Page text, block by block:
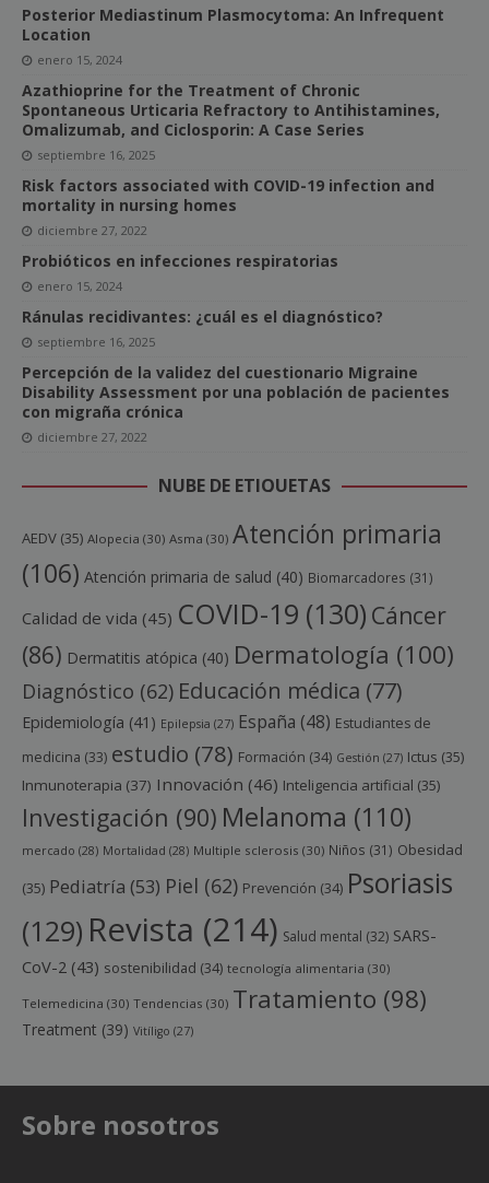
Posterior Mediastinum Plasmocytoma: An Infrequent
Location
enero 15, 2024
Azathioprine for the Treatment of Chronic
Spontaneous Urticaria Refractory to Antihistamines,
Omalizumab, and Ciclosporin: A Case Series
septiembre 16, 2025
Risk factors associated with COVID-19 infection and
mortality in nursing homes
diciembre 27, 2022
Probióticos en infecciones respiratorias
enero 15, 2024
Ránulas recidivantes: ¿cuál es el diagnóstico?
septiembre 16, 2025
Percepción de la validez del cuestionario Migraine
Disability Assessment por una población de pacientes
con migraña crónica
diciembre 27, 2022
NUBE DE ETIQUETAS
AEDV (35) Alopecia (30) Asma (30) Atención primaria
(106) Atención primaria de salud (40) Biomarcadores (31)
Calidad de vida (45) COVID-19 (130) Cáncer
(86) Dermatitis atópica (40) Dermatología (100)
Diagnóstico (62) Educación médica (77)
Epidemiología (41) Epilepsia (27) España (48) Estudiantes de
medicina (33) estudio (78) Formación (34) Gestión (27) Ictus (35)
Inmunoterapia (37) Innovación (46) Inteligencia artificial (35)
Investigación (90) Melanoma (110)
mercado (28) Mortalidad (28) Multiple sclerosis (30) Niños (31) Obesidad
(35) Pediatría (53) Piel (62) Prevención (34) Psoriasis
(129) Revista (214) Salud mental (32) SARS-
CoV-2 (43) sostenibilidad (34) tecnología alimentaria (30)
Telemedicina (30) Tendencias (30) Tratamiento (98)
Treatment (39) Vitíligo (27)
Sobre nosotros